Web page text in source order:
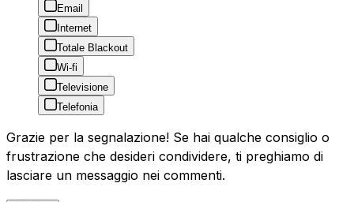
Email
Internet
Totale Blackout
Wi-fi
Televisione
Telefonia
Grazie per la segnalazione! Se hai qualche consiglio o
frustrazione che desideri condividere, ti preghiamo di
lasciare un messaggio nei commenti.